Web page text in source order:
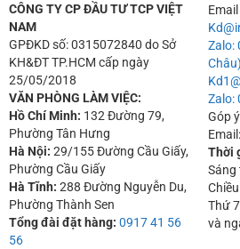
CÔNG TY CP ĐẦU TƯ TCP VIỆT
NAM
GPĐKD số: 0315072840 do Sở
KH&ĐT TP.HCM cấp ngày
25/05/2018
VĂN PHÒNG LÀM VIỆC:
Hồ Chí Minh: 132 Đường 79,
Phường Tân Hưng
Hà Nội: 29/155 Đường Cầu Giấy,
Phường Cầu Giấy
Hà Tĩnh: 288 Đường Nguyễn Du,
Phường Thành Sen
Tổng đài đặt hàng: 0917 41 56
56
Zalo:
Châu)
Zalo:
Góp
Email:
Thời
Sáng
Thứ
và